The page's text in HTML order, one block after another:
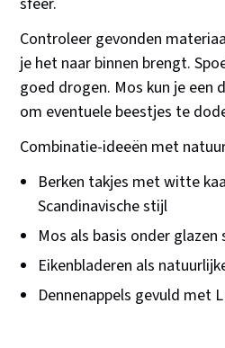
Controleer gevonden
je het naar binnen brengt.
goed drogen. Mos kun je een
om eventuele beestjes te
Combinatie-ideeën met
Berken takjes met witte
Scandinavische stijl
Mos als basis onder
Eikenbladeren als
Dennenappels gevuld met